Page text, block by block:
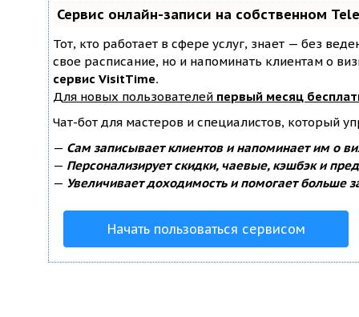
Сервис онлайн-записи на собственном
Тот, кто работает в сфере услуг, знает — без
свое расписание, но и напоминать клиентам о
сервис VisitTime.
Для новых пользователей первый месяц
Чат-бот для мастеров и специалистов, который
— Сам записывает клиентов и напоминает им о
— Персонализирует скидки, чаевые, кэшбэк и
— Увеличивает доходимость и помогает больше
Начать пользоваться сервисом